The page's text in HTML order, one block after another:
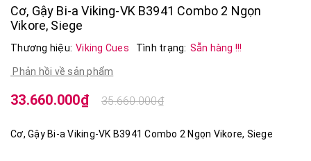
Cơ, Gậy Bi-a Viking-VK B3941 Combo 2 Ngọn
Vikore, Siege
Thương hiệu: Viking Cues Tình trạng: Sẵn hàng !!!
Phản hồi về sản phẩm
33.660.000₫ 35.660.000₫
Cơ, Gậy Bi-a Viking-VK B3941 Combo 2 Ngọn Vikore, Siege